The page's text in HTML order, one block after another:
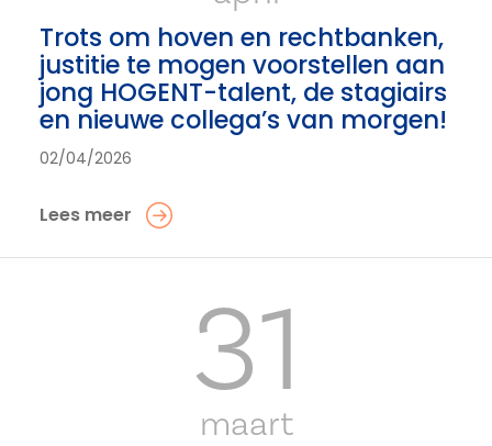
Trots om hoven en rechtbanken,
justitie te mogen voorstellen aan
jong HOGENT-talent, de stagiairs
en nieuwe collega’s van morgen!
02/04/2026
Lees meer
31
maart